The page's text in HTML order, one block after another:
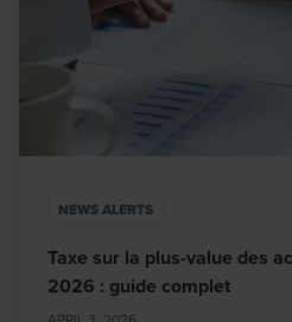
NEWS ALERTS
Taxe sur la plus-value des
2026 : guide complet